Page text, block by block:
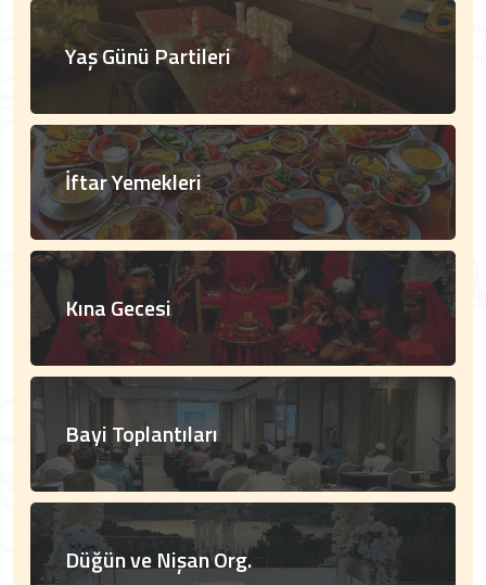
Yaş Günü Partileri
İftar Yemekleri
Kına Gecesi
Bayi Toplantıları
Düğün ve Nişan Org.